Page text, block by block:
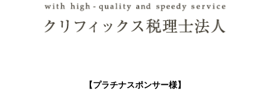
【プラチナスポンサー様】